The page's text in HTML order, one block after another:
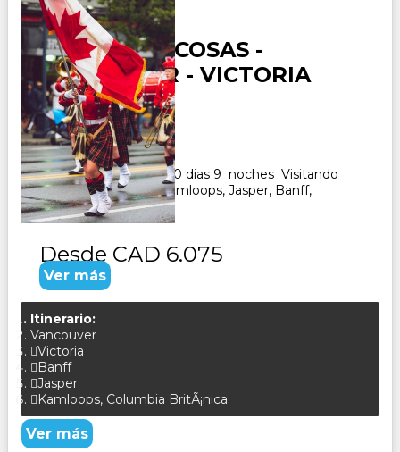
CANADA ROCOSAS -
VANCOUVER - VICTORIA
Duración:
10Días9Noches
Paquete Turistico de 10 dias 9 noches Visitando
Vancouver, Calgary, Kamloops, Jasper, Banff,
CONSULTAR
Desde CAD 6.075
Ver más
Itinerario:
Vancouver
Victoria
Banff
Jasper
Kamloops, Columbia BritÃ¡nica
Ver más